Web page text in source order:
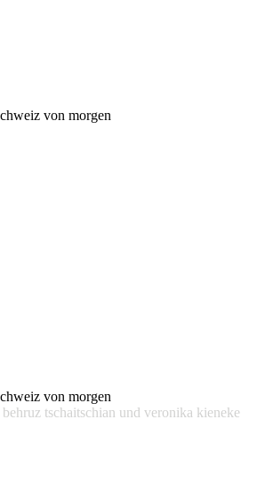
von morgen
von morgen
tschaitschian und veronika kieneke